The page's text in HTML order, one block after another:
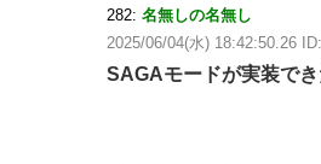
282: 名無しの名無し
2025/06/04(水) 18:42:50.26
SAGAモードが実装で